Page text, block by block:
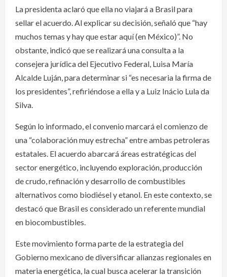
La presidenta aclaró que ella no viajará a Brasil para
sellar el acuerdo. Al explicar su decisión, señaló que “hay
muchos temas y hay que estar aquí (en México)”. No
obstante, indicó que se realizará una consulta a la
consejera jurídica del Ejecutivo Federal, Luisa María
Alcalde Luján, para determinar si “es necesaria la firma de
los presidentes”, refiriéndose a ella y a Luiz Inácio Lula da
Silva.
Según lo informado, el convenio marcará el comienzo de
una “colaboración muy estrecha” entre ambas petroleras
estatales. El acuerdo abarcará áreas estratégicas del
sector energético, incluyendo exploración, producción
de crudo, refinación y desarrollo de combustibles
alternativos como biodiésel y etanol. En este contexto, se
destacó que Brasil es considerado un referente mundial
en biocombustibles.
Este movimiento forma parte de la estrategia del
Gobierno mexicano de diversificar alianzas regionales en
materia energética, la cual busca acelerar la transición